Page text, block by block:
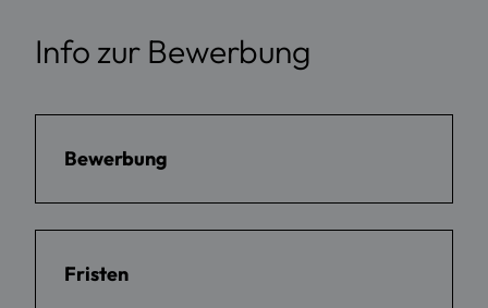
Info zur Bewerbung
Bewerbung
Fristen